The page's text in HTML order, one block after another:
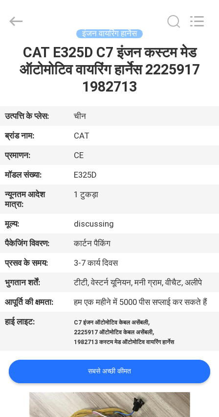
हमारे
बारे
में
कारखाना
भ्रमण
गुणवत्ता
नियंत्रण
संपर्क
करें
BLOG
साइटमैप
PRIVACY
POLICY
Management
Services
इंजन वायरिंग हार्नेस
CAT E325D C7 इंजन कस्टम मेड
ऑटोमोटिव वायरिंग हार्नेस 2225917
1982713
उत्पत्ति के प्लेस:
चीन
ब्रांड नाम:
CAT
प्रमाणन:
CE
मॉडल संख्या:
E325D
न्यूनतम आदेश
मात्रा:
1 टुकड़ा
मूल्य:
discussing
पैकेजिंग विवरण:
कार्टन पैकिंग
प्रसव के समय:
3-7 कार्य दिवस
भुगतान शर्तें:
टीटी, वेस्टर्न यूनियन, मनी ग्राम, वीचैट, अलीपे
आपूर्ति की क्षमता:
हम एक महीने में 5000 पीस सप्लाई कर सकते हैं
हाई लाइट:
C7 इंजन ऑटोमोटिव केबल असेंबली,
2225917 ऑटोमोटिव केबल असेंबली,
1982713 कस्टम मेड ऑटोमोटिव वायरिंग हार्नेस
सबसे अच्छी कीमत